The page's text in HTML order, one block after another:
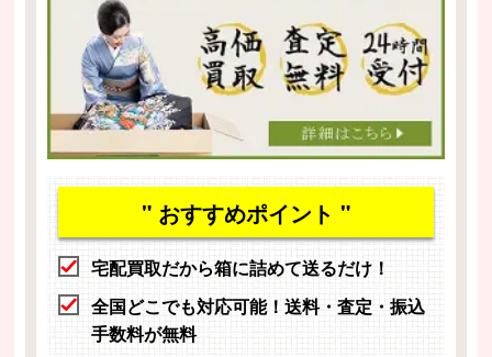
" おすすめポイント "
宅配買取だから箱に詰めて送るだけ！
全国どこでも対応可能！送料・査定・振込
手数料が無料